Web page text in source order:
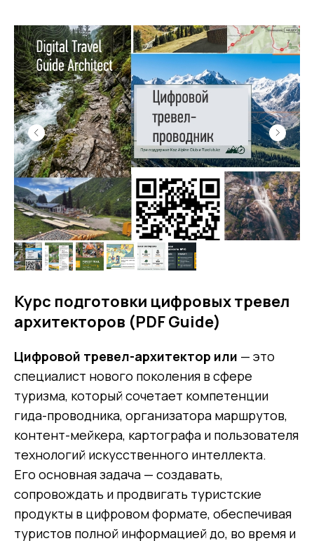
Курс подготовки цифровых тревел
архитекторов (PDF Guide)
Цифровой тревел-архитектор или — это
специалист нового поколения в сфере
туризма, который сочетает компетенции
гида-проводника, организатора маршрутов,
контент-мейкера, картографа и пользователя
технологий искусственного интеллекта.
Его основная задача — создавать,
сопровождать и продвигать туристские
продукты в цифровом формате, обеспечивая
туристов полной информацией до, во время и